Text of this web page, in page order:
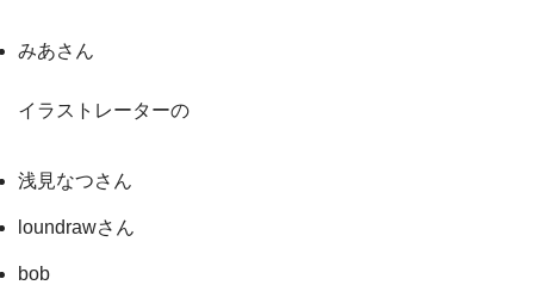
みあさん
イラストレーターの
浅見なつさん
loundrawさん
bob